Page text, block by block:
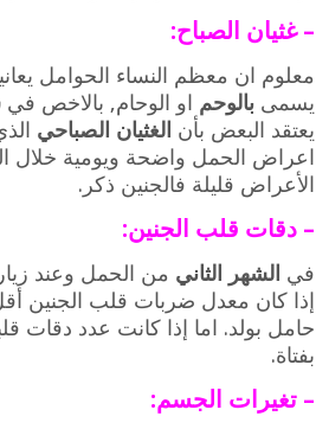
– غثيان الصباح:
معلوم ان معظم النساء الحوامل
يسمى بالوحم او الوحام, بالاخص في
يعتقد البعض بأن الغثيان الصباحي
اعراض الحمل واضحة ويومية خلال
الأعراض قليلة فالجنين ذكر.
– دقات قلب الجنين:
في الشهر الثاني من الحمل وعند
بفتاة.
– تغيرات الجسم: